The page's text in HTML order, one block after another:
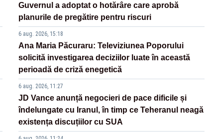
Guvernul a adoptat o hotărâre care aprobă
planurile de pregătire pentru riscuri
6 aug. 2026, 15:18
Ana Maria Păcuraru: Televiziunea Poporului
solicită investigarea deciziilor luate în această
perioadă de criză enegetică
6 aug. 2026, 11:27
JD Vance anunță negocieri de pace dificile și
îndelungate cu Iranul, în timp ce Teheranul neagă
existența discuțiilor cu SUA